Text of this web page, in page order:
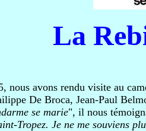
La
nous avons rendu visite au
De Broca, Jean-Paul
se marie", il nous
Tropez. Je ne me souviens